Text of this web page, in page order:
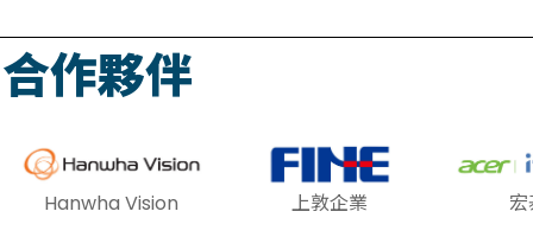
合作夥伴
Hanwha Vision 上敦企業